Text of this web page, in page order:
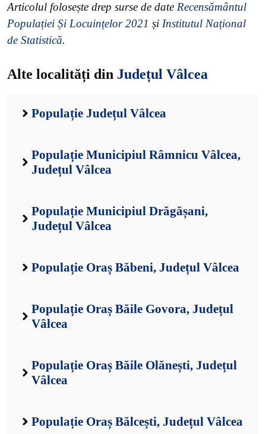
Articolul folosește drep surse de date Recensământul
Populației Și Locuințelor 2021 și Institutul Național
de Statistică.
Alte localități din Județul Vâlcea
Populație Județul Vâlcea
Populație Municipiul Râmnicu Vâlcea,
Județul Vâlcea
Populație Municipiul Drăgășani,
Județul Vâlcea
Populație Oraș Băbeni, Județul Vâlcea
Populație Oraș Băile Govora, Județul
Vâlcea
Populație Oraș Băile Olănești, Județul
Vâlcea
Populație Oraș Bălcești, Județul Vâlcea